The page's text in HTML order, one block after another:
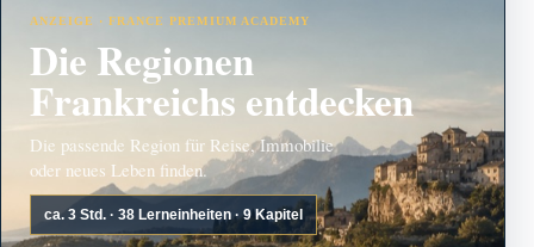
ANZEIGE · FRANCE PREMIUM ACADEMY
Die Regionen
Frankreichs entdecken
Die passende Region für Reise, Immobilie
oder neues Leben finden.
ca. 3 Std. · 38 Lerneinheiten · 9 Kapitel